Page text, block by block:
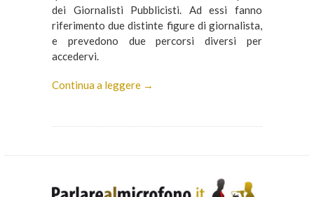
dei Giornalisti Pubblicisti. Ad essi fanno
riferimento due distinte figure di giornalista,
e prevedono due percorsi diversi per
accedervi.
Continua a leggere →